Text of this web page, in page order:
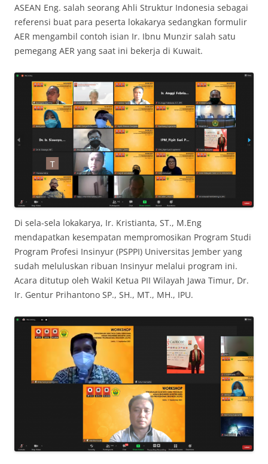
ASEAN Eng. salah seorang Ahli Struktur Indonesia sebagai
referensi buat para peserta lokakarya sedangkan formulir
AER mengambil contoh isian Ir. Ibnu Munzir salah satu
pemegang AER yang saat ini bekerja di Kuwait.
Di sela-sela lokakarya, Ir. Kristianta, ST., M.Eng
mendapatkan kesempatan mempromosikan Program Studi
Program Profesi Insinyur (PSPPI) Universitas Jember yang
sudah meluluskan ribuan Insinyur melalui program ini.
Acara ditutup oleh Wakil Ketua PII Wilayah Jawa Timur, Dr.
Ir. Gentur Prihantono SP., SH., MT., MH., IPU.